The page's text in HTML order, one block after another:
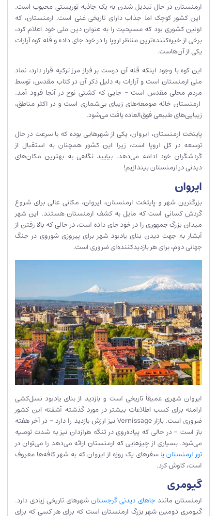
ارمنستان در حال تبدیل شدن به یک جاذبه توریستی محبوب است.
این کشور کوچک اما جذاب دارای تاریخی غنی است. ارمنستان، که
اولین کشوری بود که مسیحیت را به عنوان دین ملی خود اعلام کرد،
برخی از خیره‌کننده‌ترین مناظر اروپا را در خود جای داده و قله کوه آرارات
یکی از آن‌هاست.
این کوه با وجود اینکه قله آن درست بر فراز مرز ترکیه قرار دارد، نماد
ملی ارمنستان است و آرارات به دلیل ذکر آن در کتاب مقدس، توسط
مردم محلی مقدس است – جایی که کشتی نوح در آنجا فرود آمد.
ارمنستان خانه صومعه‌های زیبای بی‌شماری است و در اکثر مناطق،
زیبایی‌های طبیعی فوق‌العاده یافت می‌شود.
پایتخت ارمنستان، ایروان، یکی از شهرهایی بوده که با سرعت در حال
توسعه در کل اروپا است، زیرا این کشور همچنان به استقبال از
گردشگران خود ادامه می‌دهد. بیایید نگاهی به بهترین مکان‌های
دیدنی در ارمنستان بیندازیم!
ایروان
بزرگترین شهر و پایتخت ارمنستان، ایروان، مکانی عالی برای شروع
گردش کسانی است که مایل به کشف ارمنستان هستند. این شهر
میدان بزرگ جمهوری را در خود جای داده است، در حالی که بالا رفتن از
آبشار به جهت دیدن بنای یادبود شهر برای پیروزی شوروی در جنگ
جهانی دوم، برای هر بازدیدکننده‌ای ضروری است.
ایروان شهری عمیقاً تاریخی است و بازدید از بنای یادبود نسل‌کشی
ارامنه برای کسب اطلاعات بیشتر در مورد گذشته آشفته این کشور
ضروری است. بازار Vernissage نیز ارزش بازدید را دارد – در آخر هفته
باز است – در حالی که پیاده‌روی در تنگه هرازدان نیز به شدت توصیه
می‌شود. بسیاری از چیزهایی که ارمنستان ارائه می‌دهد را می‌توان در
تور ارمنستانیا سفرهای یک روزه از ایروان که به شهر کافه‌ها معروف
است، کاوش کرد.
گیومری
ارمنستان مانند جاهای دیدنی گرجستان شهرهای تاریخی زیادی دارد.
گیومری دومین شهر بزرگ ارمنستان است که برای هر کسی که برای